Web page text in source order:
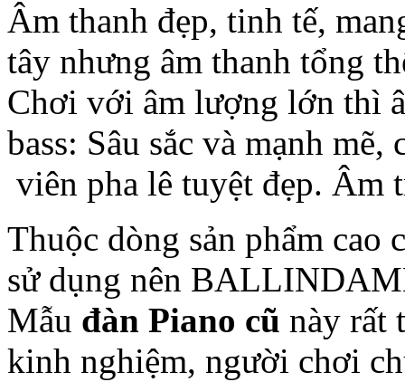
Âm thanh đẹp, tinh tế,
tây nhưng âm thanh tổng
Chơi với âm lượng lớn thì
bass: Sâu sắc và mạnh
viên pha lê tuyệt đẹp. Âm
Thuộc dòng sản phẩm cao
sử dụng nên
Mẫu đàn Piano cũ này rất
kinh nghiệm, người chơi